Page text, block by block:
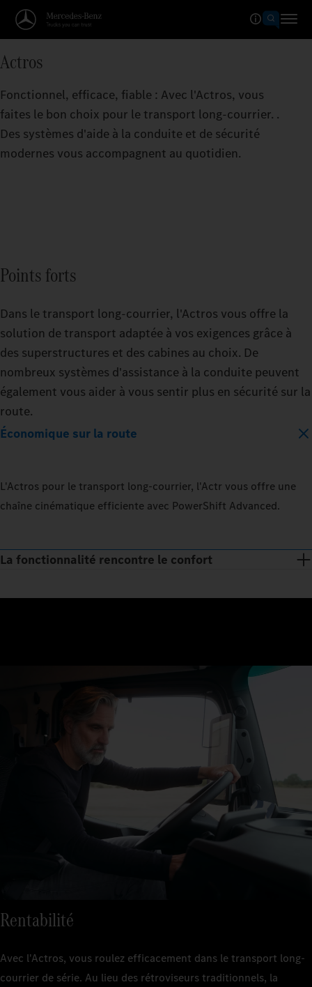
Actros
Fonctionnel, efficace, fiable : Avec l'Actros, vous
faites le bon choix pour le transport long-courrier. .
Des systèmes d'aide à la conduite et de sécurité
modernes vous accompagnent au quotidien.
Points forts
Dans le transport long-courrier, l'Actros vous offre la
solution de transport adaptée à vos exigences grâce à
des superstructures et des cabines au choix. De
nombreux systèmes d'assistance à la conduite peuvent
également vous aider à vous sentir plus en sécurité sur la
route.
Économique sur la route
L'Actros pour le transport long-courrier, l'Actr vous offre une
chaîne cinématique efficiente avec PowerShift Advanced.
La fonctionnalité rencontre le confort
Trois étapes suffisent pour entrer : monter à bord, s'asseoir,
partir. Les sièges régulent la climatisation et avec le Multimedia
Cockpit, interactive, vous avez toutes les fonctions importantes
à portée de main sur un grand écran.
Rentabilité
Avec l'Actros, vous roulez efficacement dans le transport long-
courrier de série. Au lieu des rétroviseurs traditionnels, la